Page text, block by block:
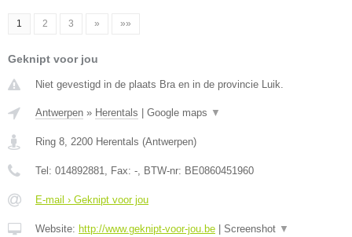
1 2 3 » »»
Geknipt voor jou
Niet gevestigd in de plaats Bra en in de provincie Luik.
Antwerpen » Herentals Google maps ▼
Ring 8, 2200 Herentals (Antwerpen)
Tel: 014892881, Fax: -, BTW-nr: BE0860451960
E-mail › Geknipt voor jou
Website: http://www.geknipt-voor-jou.be Screenshot ▼